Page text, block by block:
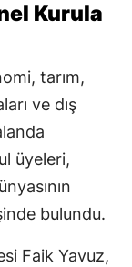
Kurula
tarım,
ve dış
üyeleri,
bulundu.
Faik Yavuz,